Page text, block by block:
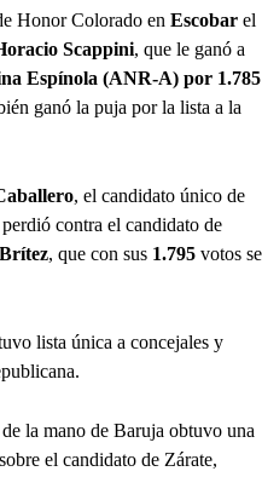
Honor Colorado en Escobar el
Scappini, que le ganó a
Espínola (ANR-A) por 1.785
ganó la puja por la lista a la
, el candidato único de
perdió contra el candidato de
, que con sus 1.795 votos se
lista única a concejales y
de la mano de Baruja obtuvo una
el candidato de Zárate,